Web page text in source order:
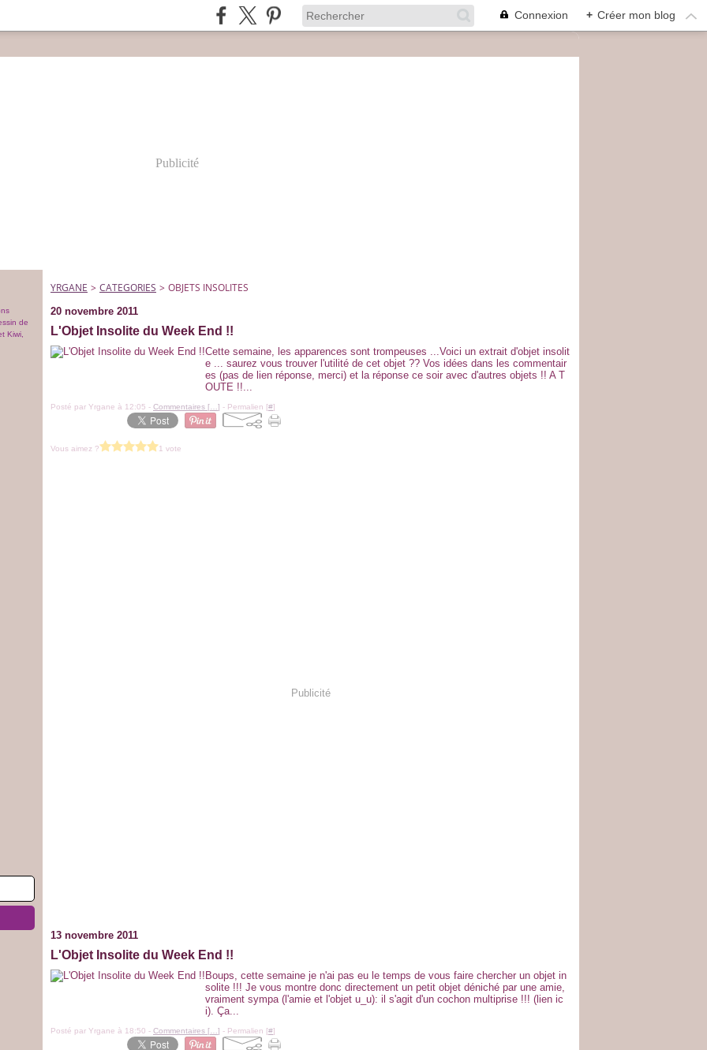
Connexion + Créer mon blog
Publicité
de
Kiwi,
YRGANE > CATEGORIES > OBJETS INSOLITES
20 novembre 2011
L'Objet Insolite du Week End !!
Cette semaine, les apparences sont trompeuses ...Voici un extrait d'objet insolit
e ... saurez vous trouver l'utilité de cet objet ?? Vos idées dans les commentair
es (pas de lien réponse, merci) et la réponse ce soir avec d'autres objets !! A T
OUTE !!...
Posté par Yrgane à 12:05 - Commentaires [ ] - Permalien [#]
Vous aimez ? 1 vote
Publicité
13 novembre 2011
L'Objet Insolite du Week End !!
Boups, cette semaine je n'ai pas eu le temps de vous faire chercher un objet in
solite !!! Je vous montre donc directement un petit objet déniché par une amie,
vraiment sympa (l'amie et l'objet u_u): il s'agit d'un cochon multiprise !!! (lien ic
i). Ça...
Posté par Yrgane à 18:50 - Commentaires [ ] - Permalien [#]